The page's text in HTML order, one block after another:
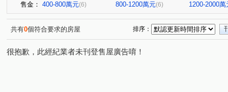
售金： 400-800萬元(6) 800-1200萬元(6) 1200-2000萬
共有0個符合要求的房屋 排序：
很抱歉，此經紀業者未刊登售屋廣告唷！